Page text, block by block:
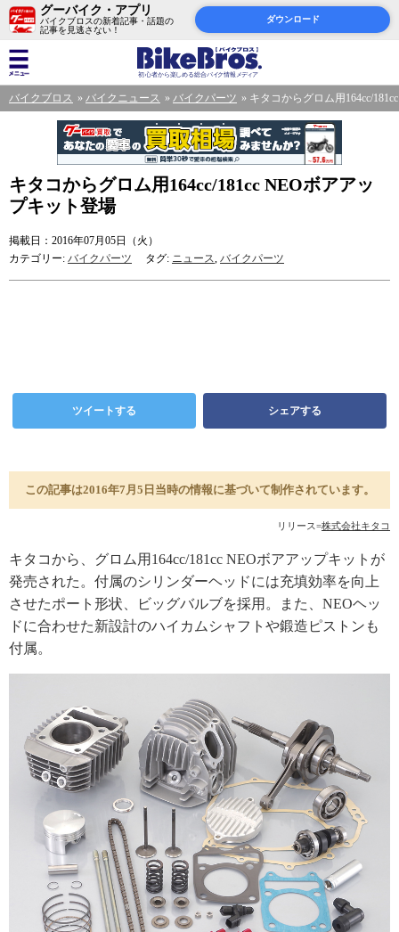
グーバイク・アプリ
バイクブロスの新着記事・話題の
記事を見逃さない！
ダウンロード
バイクブロス バイクニュース バイクパーツ キタコからグロム用164cc/
キタコからグロム用164cc/181cc NEOボアアッ
プキット登場
掲載日：2016年07月05日（火）
カテゴリー: バイクパーツ タグ: ニュース, バイクパーツ
ツイートする シェアする
この記事は2016年7月5日当時の情報に基づいて制作されています。
リリース=株式会社キタコ
キタコから、グロム用164cc/181cc NEOボアアップキットが
発売された。付属のシリンダーヘッドには充填効率を向上
させたポート形状、ビッグバルブを採用。また、NEOヘッ
ドに合わせた新設計のハイカムシャフトや鍛造ピストンも
付属。